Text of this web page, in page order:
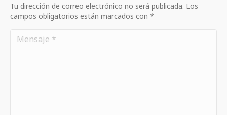
Tu dirección de correo electrónico no será publicada. Los
campos obligatorios están marcados con *